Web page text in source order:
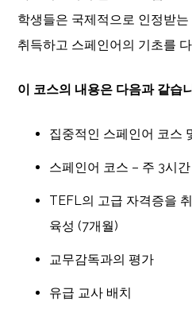
학생들은 국제적으로 인정받
취득하고 스페인어의 기초를
이 코스의 내용은 다음과 같습
집중적인 스페인어 코스
스페인어 코스 – 주 3시
TEFL의 고급 자격증을
육성 (7개월)
교무감독과의 평가
유급 교사 배치